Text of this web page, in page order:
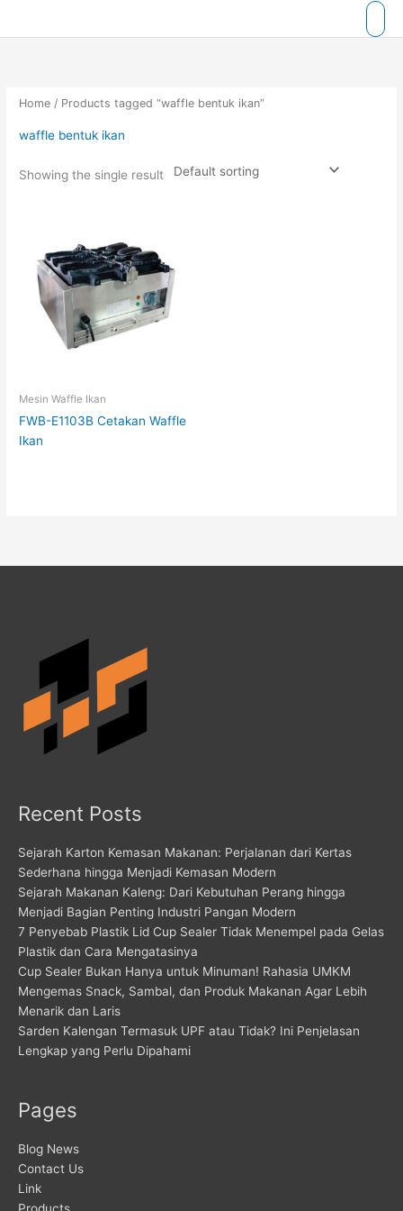
Home / Products tagged “waffle bentuk ikan”
waffle bentuk ikan
Showing the single result
Mesin Waffle Ikan
FWB-E1103B Cetakan Waffle
Ikan
Recent Posts
Sejarah Karton Kemasan Makanan: Perjalanan dari Kertas
Sederhana hingga Menjadi Kemasan Modern
Sejarah Makanan Kaleng: Dari Kebutuhan Perang hingga
Menjadi Bagian Penting Industri Pangan Modern
7 Penyebab Plastik Lid Cup Sealer Tidak Menempel pada Gelas
Plastik dan Cara Mengatasinya
Cup Sealer Bukan Hanya untuk Minuman! Rahasia UMKM
Mengemas Snack, Sambal, dan Produk Makanan Agar Lebih
Menarik dan Laris
Sarden Kalengan Termasuk UPF atau Tidak? Ini Penjelasan
Lengkap yang Perlu Dipahami
Pages
Blog News
Contact Us
Link
Products